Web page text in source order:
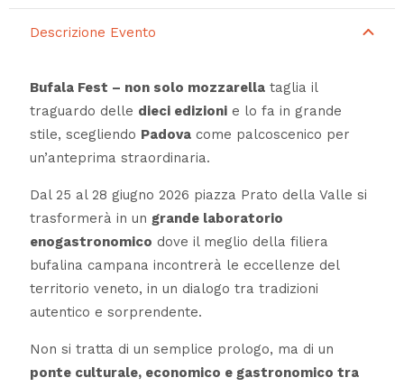
Descrizione Evento
Bufala Fest – non solo mozzarellataglia il
traguardo delle dieci edizionie lo fa in grande
stile, scegliendo Padovacome palcoscenico per
un’anteprima straordinaria.
Dal 25 al 28 giugno 2026 piazza Prato della Valle si
trasformerà in un grande laboratorio
enogastronomico dove il meglio della filiera
bufalina campana incontrerà le eccellenze del
territorio veneto, in un dialogo tra tradizioni
autentico e sorprendente.
Non si tratta di un semplice prologo, ma di un
ponte culturale, economico e gastronomico tra